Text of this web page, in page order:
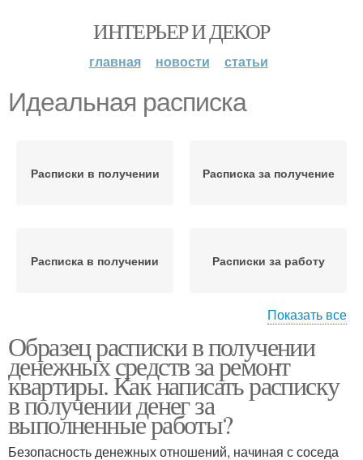
ИНТЕРЬЕР И ДЕКОР
главная новости статьи
Идеальная расписка
Расписки в получении Расписка за получение
Расписка в получении Расписки за работу
Расписка за зарплату Расписка за аванс
Показать все
Образец расписки в получении
денежных средств за ремонт
квартиры. Как написать расписку
в получении денег за
выполненные работы?
Безопасность денежных отношений, начиная с соседа